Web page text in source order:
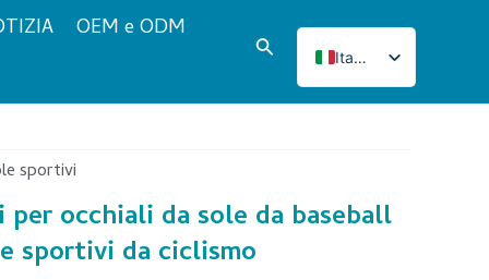
OEM e ODM
Cerca
Italian
English
Korean
sportivi
occhiali da sole da baseball
sportivi da ciclismo